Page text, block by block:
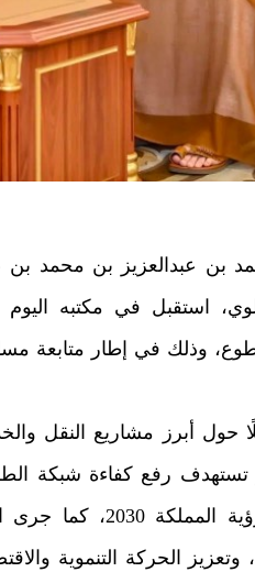
بن عبدالعزيز بن محمد بن
استقبل في مكتبه اليوم
وذلك في إطار متابعة
أبرز مشاريع النقل
رفع كفاءة شبكة
بما ينسجم مع
وتعزيز الحركة التنموية